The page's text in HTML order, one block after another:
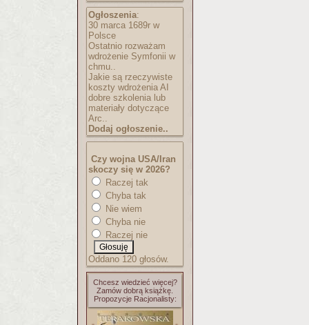
Ogłoszenia:
30 marca 1689r w
Polsce
Ostatnio rozważam
wdrożenie Symfonii w
chmu..
Jakie są rzeczywiste
koszty wdrożenia AI
dobre szkolenia lub
materiały dotyczące
Arc..
Dodaj ogłoszenie..
Czy wojna USA/Iran
skoczy się w 2026?
Raczej tak
Chyba tak
Nie wiem
Chyba nie
Raczej nie
Oddano 120 głosów.
Chcesz wiedzieć więcej?
Zamów dobrą książkę.
Propozycje Racjonalisty: